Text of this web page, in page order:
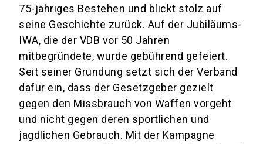
75-jähriges Bestehen und blickt stolz auf
seine Geschichte zurück. Auf der Jubiläums-
IWA, die der VDB vor 50 Jahren
mitbegründete, wurde gebührend gefeiert.
Seit seiner Gründung setzt sich der Verband
dafür ein, dass der Gesetzgeber gezielt
gegen den Missbrauch von Waffen vorgeht
und nicht gegen deren sportlichen und
jagdlichen Gebrauch. Mit der Kampagne